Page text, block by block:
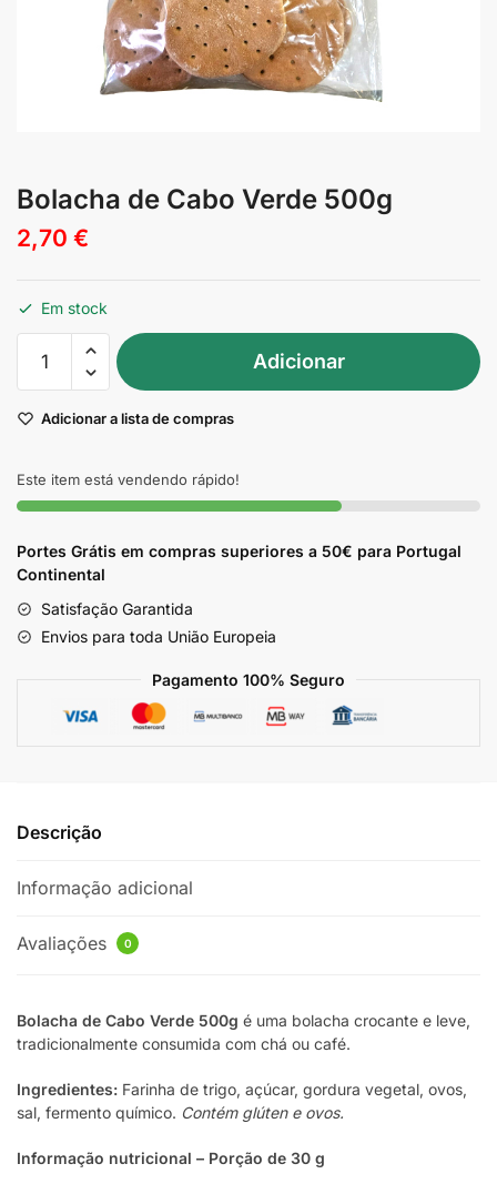
Bolacha de Cabo Verde 500g
2,70 €
Em stock
Quantidade
de
Verde
500g
Adicionar
Adicionar a lista de compras
Este item está vendendo rápido!
Portes Grátis em compras superiores a 50€ para Portugal
Continental
Satisfação Garantida
Envios para toda União Europeia
Pagamento 100% Seguro
Descrição
Informação adicional
Avaliações 0
Bolacha de Cabo Verde 500g é uma bolacha crocante e leve,
tradicionalmente consumida com chá ou café.
Ingredientes: Farinha de trigo, açúcar, gordura vegetal, ovos,
sal, fermento químico. Contém glúten e ovos.
Informação nutricional – Porção de 30 g